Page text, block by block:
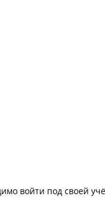
войти под своей